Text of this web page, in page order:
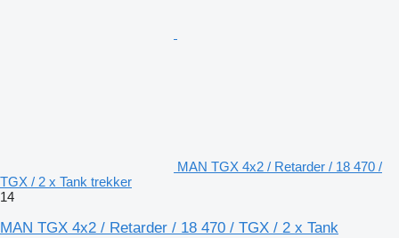
MAN TGX 4x2 / Retarder / 18 470 /
TGX / 2 x Tank trekker
14
MAN TGX 4x2 / Retarder / 18 470 / TGX / 2 x Tank